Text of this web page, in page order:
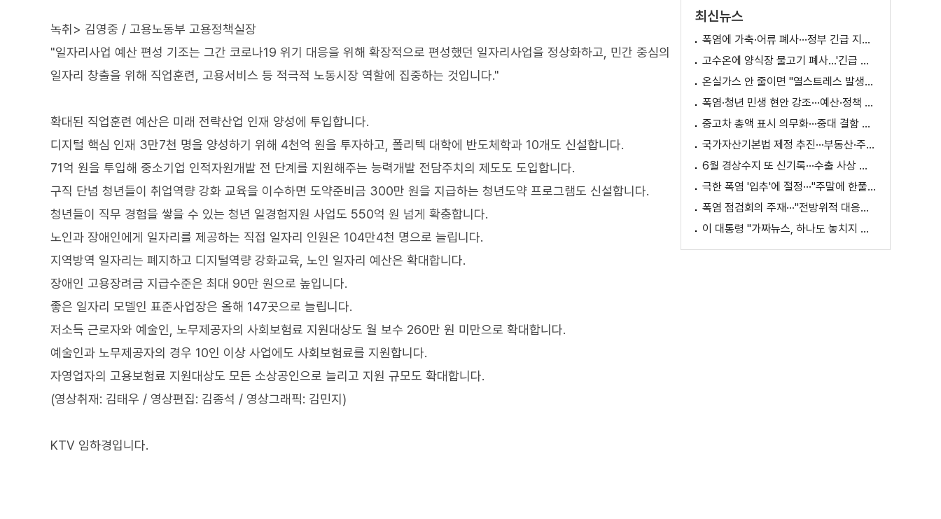
녹취> 김영중 / 고용노동부 고용정책실장
"일자리사업 예산 편성 기조는 그간 코로나19 위기 대응을 위해 확장적으로 편성했던 일자리사업을 정상화하고, 민간 중심의
일자리 창출을 위해 직업훈련, 고용서비스 등 적극적 노동시장 역할에 집중하는 것입니다."
확대된 직업훈련 예산은 미래 전략산업 인재 양성에 투입합니다.
디지털 핵심 인재 3만7천 명을 양성하기 위해 4천억 원을 투자하고, 폴리텍 대학에 반도체학과 10개도 신설합니다.
71억 원을 투입해 중소기업 인적자원개발 전 단계를 지원해주는 능력개발 전담주치의 제도도 도입합니다.
구직 단념 청년들이 취업역량 강화 교육을 이수하면 도약준비금 300만 원을 지급하는 청년도약 프로그램도 신설합니다.
청년들이 직무 경험을 쌓을 수 있는 청년 일경험지원 사업도 550억 원 넘게 확충합니다.
노인과 장애인에게 일자리를 제공하는 직접 일자리 인원은 104만4천 명으로 늘립니다.
지역방역 일자리는 폐지하고 디지털역량 강화교육, 노인 일자리 예산은 확대합니다.
장애인 고용장려금 지급수준은 최대 90만 원으로 높입니다.
좋은 일자리 모델인 표준사업장은 올해 147곳으로 늘립니다.
저소득 근로자와 예술인, 노무제공자의 사회보험료 지원대상도 월 보수 260만 원 미만으로 확대합니다.
예술인과 노무제공자의 경우 10인 이상 사업에도 사회보험료를 지원합니다.
자영업자의 고용보험료 지원대상도 모든 소상공인으로 늘리고 지원 규모도 확대합니다.
(영상취재: 김태우 / 영상편집: 김종석 / 영상그래픽: 김민지)
KTV 임하경입니다.
최신뉴스
폭염에 가축·어류 폐사···정부 긴급 지원책 마련
고수온에 양식장 물고기 폐사...'긴급 방류' 지원
온실가스 안 줄이면 "열스트레스 발생일 29배 증가"
폭염·청년 민생 현안 강조···예산·정책 방향 제시
중고차 총액 표시 의무화···중대 결함 시 '계약 해제'
국가자산기본법 제정 추진···부동산·주식 등 통합 관리
6월 경상수지 또 신기록···수출 사상 첫 1천억 달러
극한 폭염 '입추'에 절정···"주말에 한풀 꺾인다"
폭염 점검회의 주재···"전방위적 대응체계 가동"
이 대통령 "가짜뉴스, 하나도 놓치지 말고 바로잡아야"